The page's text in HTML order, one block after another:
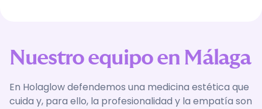
Nuestro equipo en Málaga
En Holaglow defendemos una medicina estética que
cuida y, para ello, la profesionalidad y la empatía son